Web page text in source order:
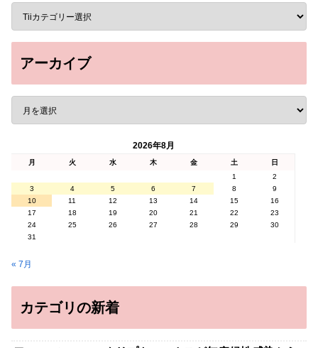
アーカイブ
2026年8月
月 火 水 木 金 土
日
1
2
3
4 5 6 7 8
9
10
11 12 13 14 15
16
17
18 19 20 21 22
23
24
25 26 27 28 29
30
31
« 7月
カテゴリの新着